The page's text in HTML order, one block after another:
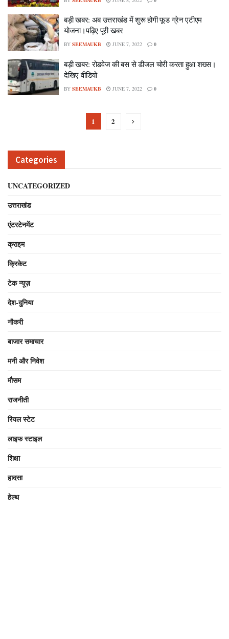
बड़ी खबर: अब उत्तराखंड में शुरू होगी फूड ग्रेन एटीएम
योजना।पढ़िए पूरी खबर
BY SEEMAUKB JUNE 7, 2022 0
बड़ी खबर: रोडवेज की बस से डीजल चोरी करता हुआ शख्स।
देखिए वीडियो
BY SEEMAUKB JUNE 7, 2022 0
1 2
Categories
UNCATEGORIZED
उत्तराखंड
एंटरटेनमेंट
क्राइम
क्रिकेट
टेक न्यूज़
देश-दुनिया
नौकरी
बाजार समाचार
मनी और निवेश
मौसम
राजनीती
रियल स्टेट
लाइफ स्टाइल
शिक्षा
हादसा
हेल्थ